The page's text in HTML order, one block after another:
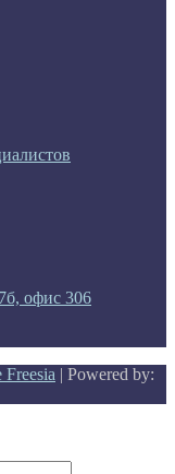
офис 306
Freesia | Powered by: